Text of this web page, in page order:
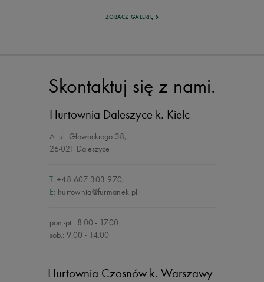
ZOBACZ GALERIĘ
Skontaktuj się z nami.
Hurtownia Daleszyce k. Kielc
A: ul. Głowackiego 38,
26-021 Daleszyce
T: +48 607 303 970,
E: hurtownia@furmanek.pl
pon.-pt.: 8.00 - 17.00
sob.: 9.00 - 14.00
Hurtownia Czosnów k. Warszawy